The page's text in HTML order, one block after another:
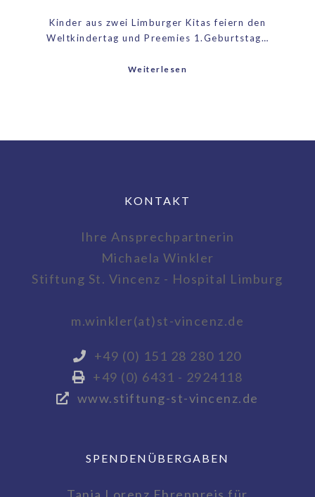
Kinder aus zwei Limburger Kitas feiern den
Weltkindertag und Preemies 1.Geburtstag…
Weiterlesen
KONTAKT
Ihre Ansprechpartnerin
Michaela Winkler
Stiftung St. Vincenz - Hospital Limburg
m.winkler(at)st-vincenz.de
+49 (0) 151 28 280 120
+49 (0) 6431 - 2924118
www.stiftung-st-vincenz.de
SPENDENÜBERGABEN